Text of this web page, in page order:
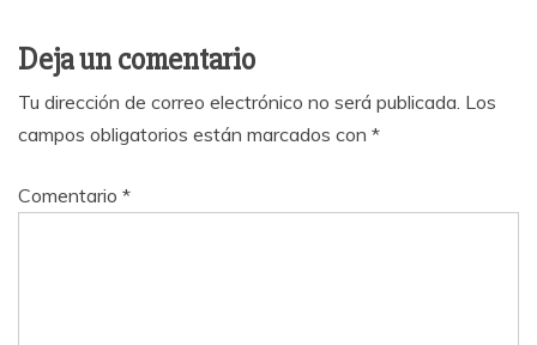
Deja un comentario
Tu dirección de correo electrónico no será publicada. Los
campos obligatorios están marcados con *
Comentario *